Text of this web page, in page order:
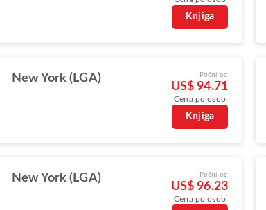
Knjiga
New York (LGA) Počni od
US$ 94.71
Cena po osobi
Knjiga
New York (LGA) Počni od
US$ 96.23
Cena po osobi